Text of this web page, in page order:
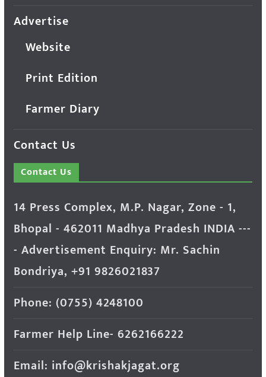
Advertise
Website
Print Edition
Farmer Diary
Contact Us
Contact Us
14 Press Complex, M.P. Nagar, Zone - 1,
Bhopal - 462011 Madhya Pradesh INDIA ---
- Advertisement Enquiry: Mr. Sachin
Bondriya, +91 9826021837
Phone: (0755) 4248100
Farmer Help Line- 6262166222
Email: info@krishakjagat.org